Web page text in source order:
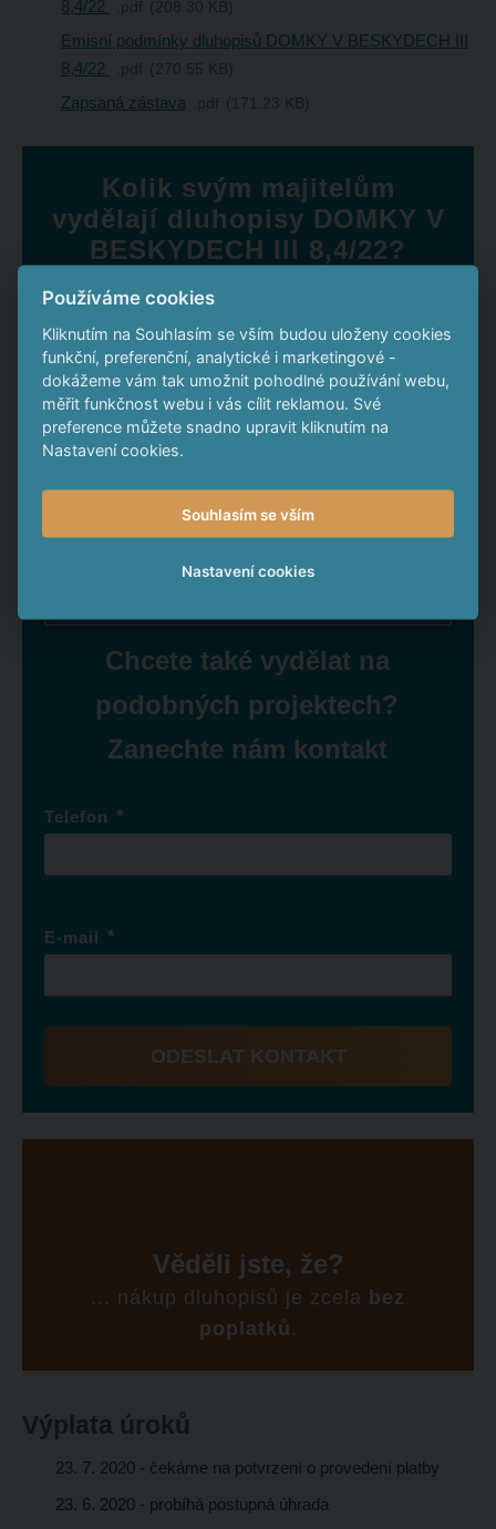
8,4/22
Emisní podmínky dluhopisů DOMKY V BESKYDECH III
8,4/22
Zapsaná zástava
Kolik svým majitelům
vydělají dluhopisy DOMKY V
BESKYDECH III 8,4/22?
Roční úrok
Chcete také vydělat na
podobných projektech?
Zanechte nám kontakt
Telefon *
E-mail *
ODESLAT KONTAKT
Věděli jste, že?
... nákup dluhopisů je zcela bez
poplatků .
Výplata úroků
23. 7. 2020 - čekáme na potvrzení o provedení platby
23. 6. 2020 - probíhá postupná úhrada
Používáme cookies
Kliknutím na Souhlasím se vším budou uloženy cookies
funkční, preferenční, analytické i marketingové -
dokážeme vám tak umožnit pohodlné používání webu,
měřit funkčnost webu i vás cílit reklamou. Své
preference můžete snadno upravit kliknutím na
Nastavení cookies.
Souhlasím se vším
Nastavení cookies